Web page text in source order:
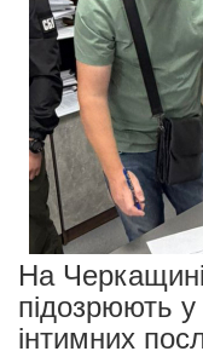
На
підозрюють
інтимних